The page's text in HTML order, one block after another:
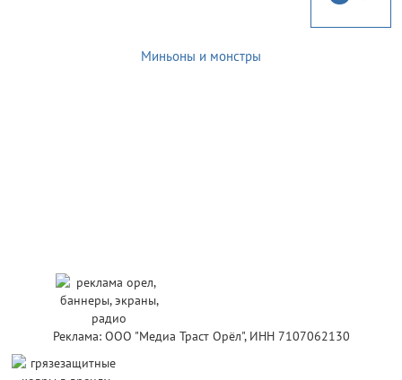
Миньоны и монстры
Реклама: ООО "Медиа Траст Орёл", ИНН 7107062130